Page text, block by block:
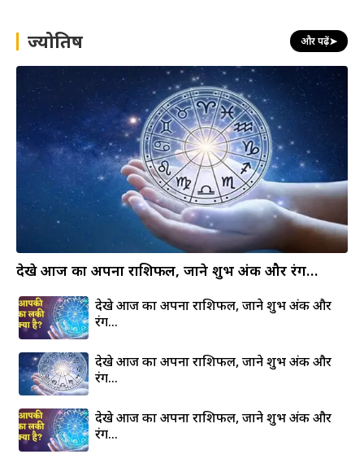
h ज्योतिष और पढ़ें➤
देखे आज का अपना राशिफल, जाने शुभ अंक और रंग…
देखे आज का अपना राशिफल, जाने शुभ अंक और
रंग…
देखे आज का अपना राशिफल, जाने शुभ अंक और
रंग…
देखे आज का अपना राशिफल, जाने शुभ अंक और
रंग…